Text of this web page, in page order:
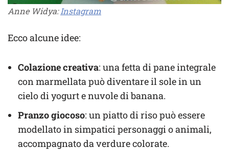
Anne Widya:Instagram
Ecco alcune idee:
Colazione creativa: una fetta di pane integrale
con marmellata può diventare il sole in un
cielo di yogurt e nuvole di banana.
Pranzo giocoso: un piatto di riso può essere
modellato in simpatici personaggi o animali,
accompagnato da verdure colorate.